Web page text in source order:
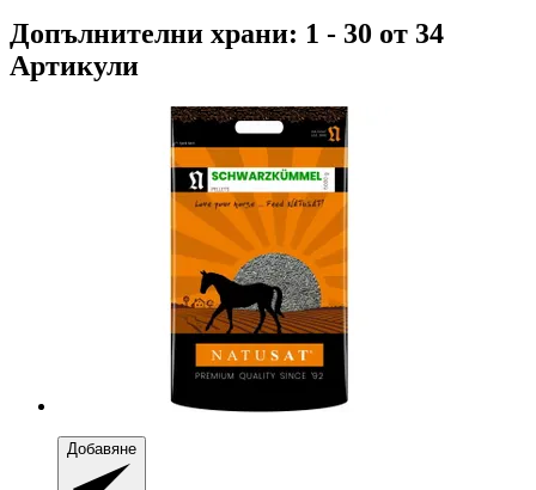
Допълнителни храни: 1 - 30 от 34
Артикули
Добавяне